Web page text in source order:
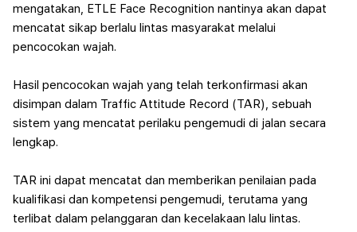
mengatakan, ETLE Face Recognition nantinya akan dapat
mencatat sikap berlalu lintas masyarakat melalui
pencocokan wajah.
Hasil pencocokan wajah yang telah terkonfirmasi akan
disimpan dalam Traffic Attitude Record (TAR), sebuah
sistem yang mencatat perilaku pengemudi di jalan secara
lengkap.
TAR ini dapat mencatat dan memberikan penilaian pada
kualifikasi dan kompetensi pengemudi, terutama yang
terlibat dalam pelanggaran dan kecelakaan lalu lintas.